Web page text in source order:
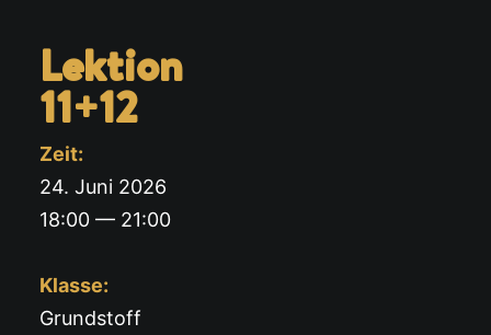
Lektion
11+12
Zeit:
24. Juni 2026
18:00 — 21:00
Klasse:
Grundstoff